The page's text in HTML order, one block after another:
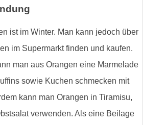
ist im Winter. Man kann jedoch über
im Supermarkt finden und kaufen.
man aus Orangen eine Marmelade
sowie Kuchen schmecken mit
kann man Orangen in Tiramisu,
verwenden. Als eine Beilage